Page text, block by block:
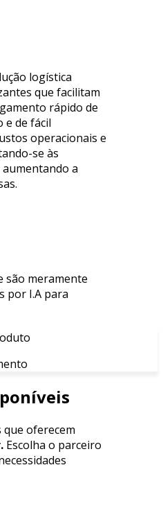
logística
que facilitam
rápido de
e de fácil
operacionais e
se às
aumentando a
são meramente
por I.A para
oferecem
Escolha o parceiro